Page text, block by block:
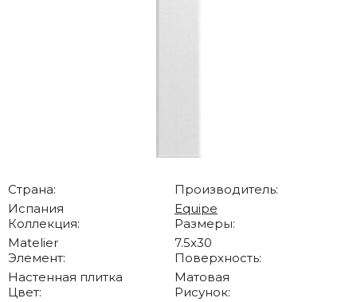
Страна:
Испания
Производитель:
Equipe
Коллекция:
Matelier
Размеры:
7.5x30
Элемент:
Настенная плитка
Поверхность:
Матовая
Цвет:
Рисунок: